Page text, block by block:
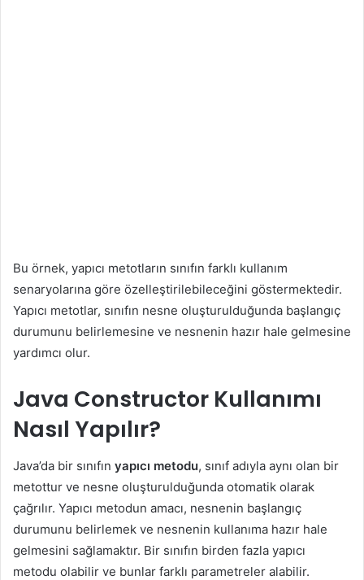
Bu örnek, yapıcı metotların sınıfın farklı kullanım
senaryolarına göre özelleştirilebileceğini göstermektedir.
Yapıcı metotlar, sınıfın nesne oluşturulduğunda başlangıç
durumunu belirlemesine ve nesnenin hazır hale gelmesine
yardımcı olur.
Java Constructor Kullanımı
Nasıl Yapılır?
Java’da bir sınıfın yapıcı metodu, sınıf adıyla aynı olan bir
metottur ve nesne oluşturulduğunda otomatik olarak
çağrılır. Yapıcı metodun amacı, nesnenin başlangıç
durumunu belirlemek ve nesnenin kullanıma hazır hale
gelmesini sağlamaktır. Bir sınıfın birden fazla yapıcı
metodu olabilir ve bunlar farklı parametreler alabilir.